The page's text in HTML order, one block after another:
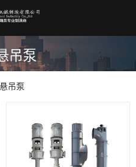
吊泵
吊泵